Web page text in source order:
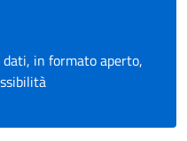
in formato aperto,